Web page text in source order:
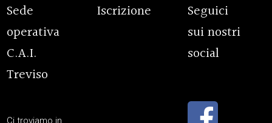
Sede
operativa
C.A.I.
Treviso
Ci troviamo in
Iscrizione
Seguici
sui nostri
social